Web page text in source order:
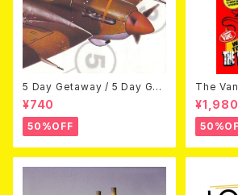
5 Day Getaway / 5 Day Get
away (CDEP)
¥740
50%OFF
The
Beyond
D)
¥1,980